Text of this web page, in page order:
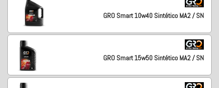
GRO Smart 10w40 Sintético MA2 / SN
GRO Smart 15w50 Sintético MA2 / SN